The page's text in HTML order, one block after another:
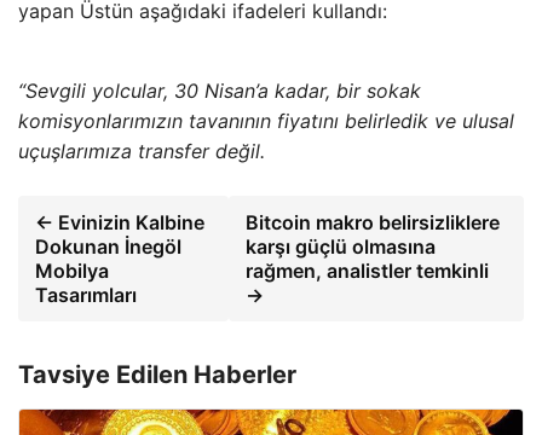
yapan Üstün aşağıdaki ifadeleri kullandı:
“Sevgili yolcular, 30 Nisan’a kadar, bir sokak
komisyonlarımızın tavanının fiyatını belirledik ve ulusal
uçuşlarımıza transfer değil.
← Evinizin Kalbine
Dokunan İnegöl
Mobilya
Tasarımları
Bitcoin makro belirsizliklere
karşı güçlü olmasına
rağmen, analistler temkinli
→
Tavsiye Edilen Haberler